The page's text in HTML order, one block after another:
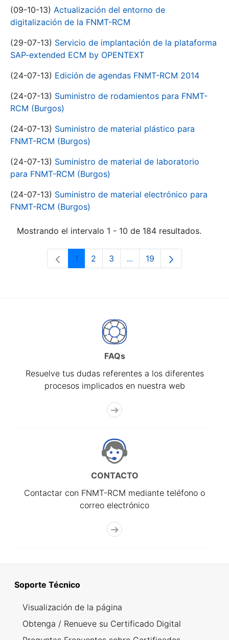
(09-10-13) Actualización del entorno de
digitalización de la FNMT-RCM
(29-07-13) Servicio de implantación de la plataforma
SAP-extended ECM by OPENTEXT
(24-07-13) Edición de agendas FNMT-RCM 2014
(24-07-13) Suministro de rodamientos para FNMT-
RCM (Burgos)
(24-07-13) Suministro de material plástico para
FNMT-RCM (Burgos)
(24-07-13) Suministro de material de laboratorio
para FNMT-RCM (Burgos)
(24-07-13) Suministro de material electrónico para
FNMT-RCM (Burgos)
Mostrando el intervalo 1 - 10 de 184 resultados.
Página
1 Página
2 Página
3 ...Páginas intermedias Use
Página
19
FAQs
Resuelve tus dudas referentes a los diferentes
procesos implicados en nuestra web
CONTACTO
Contactar con FNMT-RCM mediante teléfono o
correo electrónico
Soporte Técnico
Visualización de la página
Obtenga / Renueve su Certificado Digital